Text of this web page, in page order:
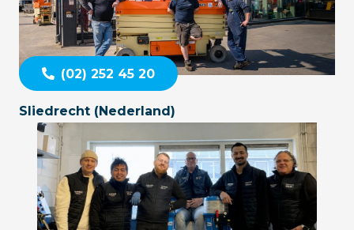
(02) 252 45 20
Sliedrecht (Nederland)